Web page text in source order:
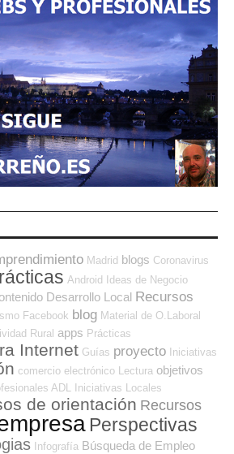
Madrid blogs Coronavirus
Android
Ideas de Negocio
Desarrollo Local Recursos
Facebook blog Material de O.Laboral
Rural apps Prácticas
Internet Guías proyecto Iniciativas
comercio electrónico Lectura objetivos
ADL
Iniciativas Locales
de orientación Recursos
Perspectivas
Infografía Búsqueda de Empleo